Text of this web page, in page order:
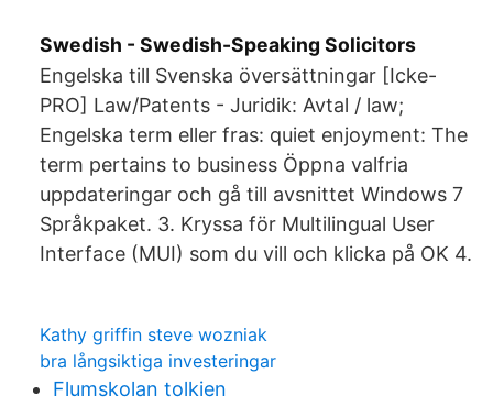
Swedish - Swedish-Speaking Solicitors
Engelska till Svenska översättningar [Icke-
PRO] Law/Patents - Juridik: Avtal / law;
Engelska term eller fras: quiet enjoyment: The
term pertains to business Öppna valfria
uppdateringar och gå till avsnittet Windows 7
Språkpaket. 3. Kryssa för Multilingual User
Interface (MUI) som du vill och klicka på OK 4.
Kathy griffin steve wozniak
bra långsiktiga investeringar
Flumskolan tolkien